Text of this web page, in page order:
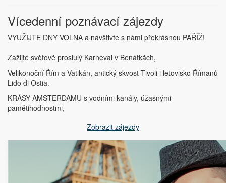
Vícedenní poznávací zájezdy
VYUŽIJTE DNY VOLNA a navštivte s námi překrásnou PAŘÍŽ!
Zažijte světově proslulý Karneval v Benátkách,
Velikonoční Řím a Vatikán, antický skvost Tivoli i letovisko Římanů
Lido di Ostia.
KRÁSY AMSTERDAMU s vodními kanály, úžasnými
pamětihodnostmi,
Zobrazit zájezdy